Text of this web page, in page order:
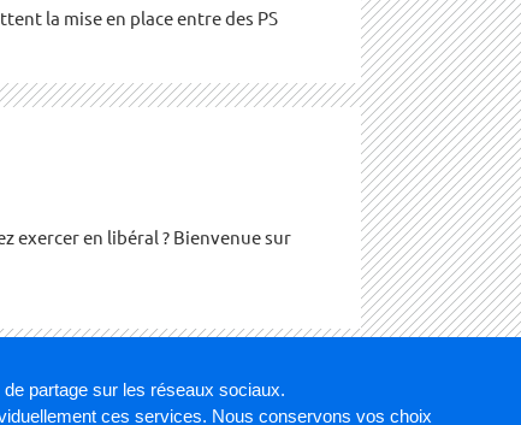
partage sur les réseaux sociaux.
ces services. Nous conservons vos choix
la mise en place entre des PS
exercer en libéral ? Bienvenue sur